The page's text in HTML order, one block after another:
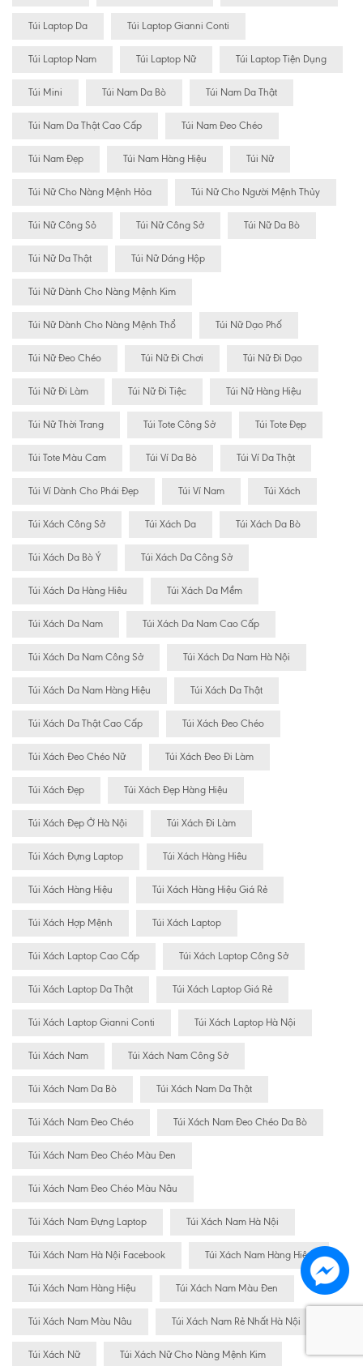
Túi Laptop Da Túi Laptop Gianni Conti
Túi Laptop Nam Túi Laptop Nữ Túi Laptop Tiện Dụng
Túi Mini Túi Nam Da Bò Túi Nam Da Thật
Túi Nam Da Thật Cao Cấp Túi Nam Đeo Chéo
Túi Nam Đẹp Túi Nam Hàng Hiệu Túi Nữ
Túi Nữ Cho Nàng Mệnh Hỏa Túi Nữ Cho Người Mệnh Thủy
Túi Nữ Công Sỏ Túi Nữ Công Sở Túi Nữ Da Bò
Túi Nữ Da Thật Túi Nữ Dáng Hộp
Túi Nữ Dành Cho Nàng Mệnh Kim
Túi Nữ Dành Cho Nàng Mệnh Thổ Túi Nữ Dạo Phố
Túi Nữ Đeo Chéo Túi Nữ Đi Chơi Túi Nữ Đi Dạo
Túi Nữ Đi Làm Túi Nữ Đi Tiệc Túi Nữ Hàng Hiệu
Túi Nữ Thời Trang Túi Tote Công Sở Túi Tote Đẹp
Túi Tote Màu Cam Túi Ví Da Bò Túi Ví Da Thật
Túi Ví Dành Cho Phái Đẹp Túi Ví Nam Túi Xách
Túi Xách Công Sở Túi Xách Da Túi Xách Da Bò
Túi Xách Da Bò Ý Túi Xách Da Công Sở
Túi Xách Da Hàng Hiêu Túi Xách Da Mềm
Túi Xách Da Nam Túi Xách Da Nam Cao Cấp
Túi Xách Da Nam Công Sở Túi Xách Da Nam Hà Nội
Túi Xách Da Nam Hàng Hiệu Túi Xách Da Thật
Túi Xách Da Thật Cao Cấp Túi Xách Đeo Chéo
Túi Xách Đeo Chéo Nữ Túi Xách Đeo Đi Làm
Túi Xách Đẹp Túi Xách Đẹp Hàng Hiệu
Túi Xách Đẹp Ở Hà Nội Túi Xách Đi Làm
Túi Xách Đựng Laptop Túi Xách Hàng Hiêu
Túi Xách Hàng Hiệu Túi Xách Hàng Hiệu Giá Rẻ
Túi Xách Hợp Mệnh Túi Xách Laptop
Túi Xách Laptop Cao Cấp Túi Xách Laptop Công Sở
Túi Xách Laptop Da Thật Túi Xách Laptop Giá Rẻ
Túi Xách Laptop Gianni Conti Túi Xách Laptop Hà Nội
Túi Xách Nam Túi Xách Nam Công Sở
Túi Xách Nam Da Bò Túi Xách Nam Da Thật
Túi Xách Nam Đeo Chéo Túi Xách Nam Đeo Chéo Da Bò
Túi Xách Nam Đeo Chéo Màu Đen
Túi Xách Nam Đeo Chéo Màu Nâu
Túi Xách Nam Đựng Laptop Túi Xách Nam Hà Nội
Túi Xách Nam Hà Nội Facebook Túi Xách Nam Hàng Hiêu
Túi Xách Nam Hàng Hiệu Túi Xách Nam Màu Đen
Túi Xách Nam Màu Nâu Túi Xách Nam Rẻ Nhất Hà Nội
Túi Xách Nữ Túi Xách Nữ Cho Nàng Mệnh Kim